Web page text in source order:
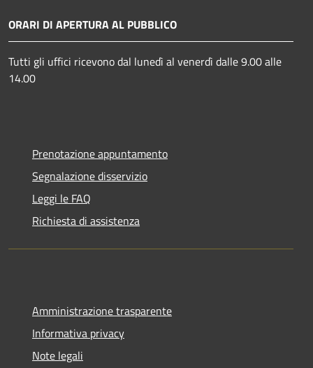
ORARI DI APERTURA AL PUBBLICO
Tutti gli uffici ricevono dal lunedì al venerdì dalle 9.00 alle
14.00
Prenotazione appuntamento
Segnalazione disservizio
Leggi le FAQ
Richiesta di assistenza
Amministrazione trasparente
Informativa privacy
Note legali